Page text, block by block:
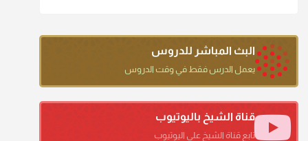
ما كنت أظن أن الله بقي يخلق مثلك.
أ.د. صالح الشمراني
البث المباشر للدروس
يعمل الدرس فقط في وقت الدروس
قناة الشيخ باليوتيوب
تابع قناة الشيخ على اليوتيوب